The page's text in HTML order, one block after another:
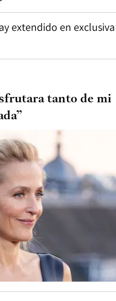
extendido en exclusiva
tanto de mi